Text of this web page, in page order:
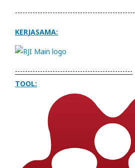
------------------------------------------------
KERJASAMA:
-----------------------------------------------
TOOL: